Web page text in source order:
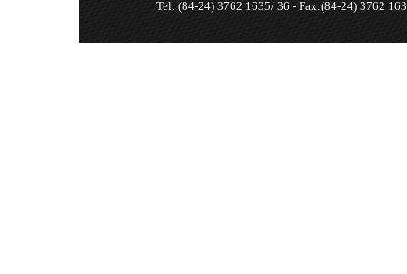
Tel: (84-24) 3762 1635/ 36 - Fax:(84-24) 3762